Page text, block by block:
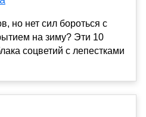
но нет сил бороться с
на зиму? Эти 10
соцветий с лепестками